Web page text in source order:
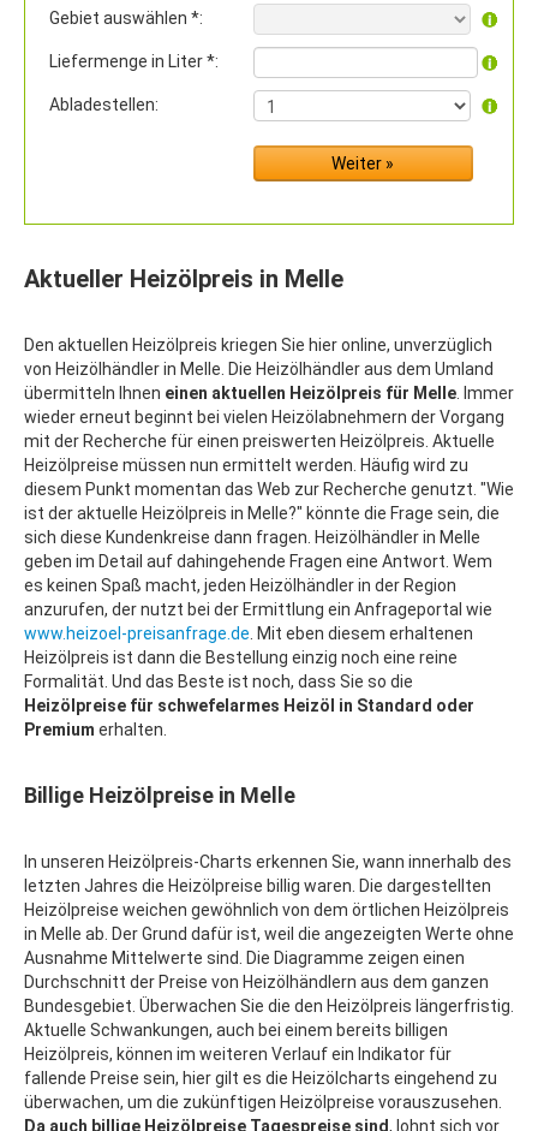
Gebiet auswählen *:
Liefermenge in Liter *:
Abladestellen:
Aktueller Heizölpreis in Melle
Den aktuellen Heizölpreis kriegen Sie hier online, unverzüglich
von Heizölhändler in Melle. Die Heizölhändler aus dem Umland
übermitteln Ihnen einen aktuellen Heizölpreis für Melle . Immer
wieder erneut beginnt bei vielen Heizölabnehmern der Vorgang
mit der Recherche für einen preiswerten Heizölpreis. Aktuelle
Heizölpreise müssen nun ermittelt werden. Häufig wird zu
diesem Punkt momentan das Web zur Recherche genutzt. "Wie
ist der aktuelle Heizölpreis in Melle?" könnte die Frage sein, die
sich diese Kundenkreise dann fragen. Heizölhändler in Melle
geben im Detail auf dahingehende Fragen eine Antwort. Wem
es keinen Spaß macht, jeden Heizölhändler in der Region
anzurufen, der nutzt bei der Ermittlung ein Anfrageportal wie
www.heizoel-preisanfrage.de . Mit eben diesem erhaltenen
Heizölpreis ist dann die Bestellung einzig noch eine reine
Formalität. Und das Beste ist noch, dass Sie so die
Heizölpreise für schwefelarmes Heizöl in Standard oder
Premium erhalten.
Billige Heizölpreise in Melle
In unseren Heizölpreis-Charts erkennen Sie, wann innerhalb des
letzten Jahres die Heizölpreise billig waren. Die dargestellten
Heizölpreise weichen gewöhnlich von dem örtlichen Heizölpreis
in Melle ab. Der Grund dafür ist, weil die angezeigten Werte ohne
Ausnahme Mittelwerte sind. Die Diagramme zeigen einen
Durchschnitt der Preise von Heizölhändlern aus dem ganzen
Bundesgebiet. Überwachen Sie die den Heizölpreis längerfristig.
Aktuelle Schwankungen, auch bei einem bereits billigen
Heizölpreis, können im weiteren Verlauf ein Indikator für
fallende Preise sein, hier gilt es die Heizölcharts eingehend zu
überwachen, um die zukünftigen Heizölpreise vorauszusehen.
Da auch billige Heizölpreise Tagespreise sind, lohnt sich vor